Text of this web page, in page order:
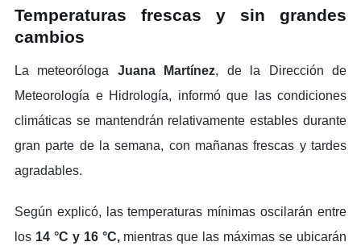
Temperaturas frescas y sin grandes
cambios
La meteoróloga Juana Martínez, de la Dirección de
Meteorología e Hidrología, informó que las condiciones
climáticas se mantendrán relativamente estables durante
gran parte de la semana, con mañanas frescas y tardes
agradables.
Según explicó, las temperaturas mínimas oscilarán entre
los 14 °C y 16 °C,mientras que las máximas se ubicarán